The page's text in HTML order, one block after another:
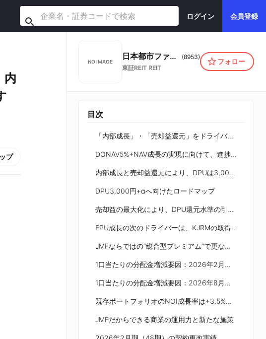
ログイン 会員登録
内
プ
NO IMAGE
日本都市ファンド投資法人 (8953)
東証REIT REIT
フォロー
目次
「内部成長」・「売却益還元」をドライバーにした成長サイクル
DONAV5%+NAV成長の実現に向けて、進捗は極めて良好
内部成長と売却益還元により、DPUは3,000円へ到達 実力EPUは+4.5%成長、48期のトータルリターンは13.8%
DPU3,000円+αへ向けたロードマップ
売却益の最大化により、DPU還元水準の引き上げを目指す
EPU成長の次のドライバーは、KJRMの取得力が生む外部成長
JMFならではの“総合型プレミアム”で更なる成長ステージへ
1口当たりの分配金増減要因：2026年2月期予想 対 実績
1口当たりの分配金増減要因：2026年8月期、2027年2月期予想
既存ポートフォリオのNOI成長率は+3.5%、賃料ギャップの解消により積上げを図る
JMFだからできる商業の運用力と新たな施策